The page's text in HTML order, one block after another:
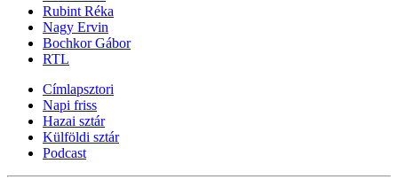
Rubint Réka
Nagy Ervin
Bochkor Gábor
RTL
Címlapsztori
Napi friss
Hazai sztár
Külföldi sztár
Podcast